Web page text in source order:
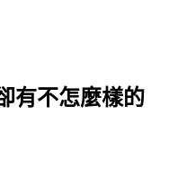
有不怎麼樣的